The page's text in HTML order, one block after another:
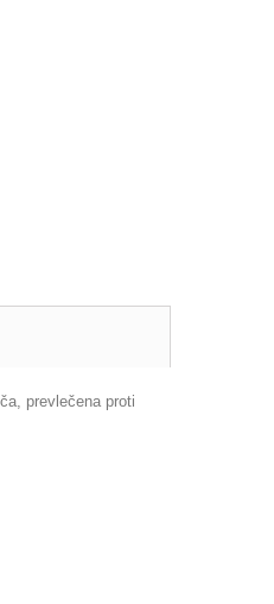
prevlečena proti